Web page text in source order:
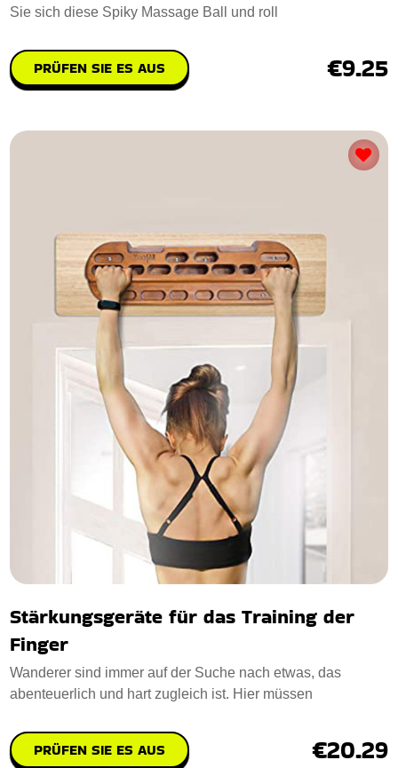
Sie sich diese Spiky Massage Ball und roll
PRÜFEN SIE ES AUS €9.25
Stärkungsgeräte für das Training der
Finger
Wanderer sind immer auf der Suche nach etwas, das
abenteuerlich und hart zugleich ist. Hier müssen
PRÜFEN SIE ES AUS €20.29